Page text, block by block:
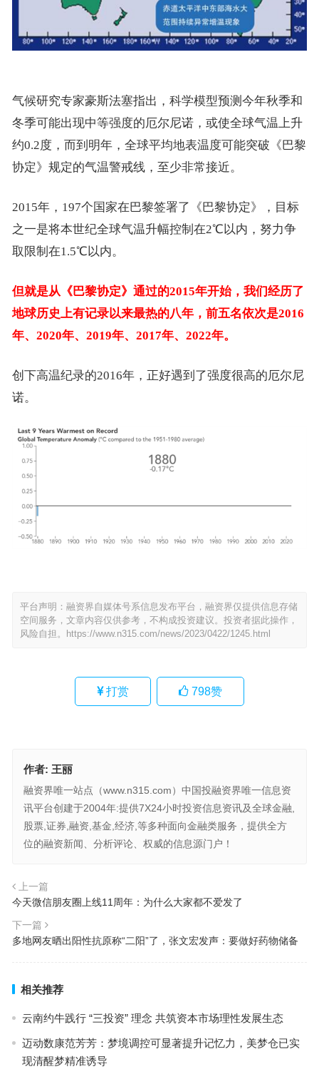
气候研究专家豪斯法塞指出，科学模型预测今年秋季和
冬季可能出现中等强度的厄尔尼诺，或使全球气温上升
约0.2度，而到明年，全球平均地表温度可能突破《巴黎
协定》规定的气温警戒线，至少非常接近。
2015年，197个国家在巴黎签署了《巴黎协定》，目标
之一是将本世纪全球气温升幅控制在2℃以内，努力争
取限制在1.5℃以内。
但就是从《巴黎协定》通过的2015年开始，我们经历了
地球历史上有记录以来最热的八年，前五名依次是2016
年、2020年、2019年、2017年、2022年。
创下高温纪录的2016年，正好遇到了强度很高的厄尔尼
诺。
平台声明：融资界自媒体号系信息发布平台，融资界仅提供信息存储
空间服务，文章内容仅供参考，不构成投资建议。投资者据此操作，
风险自担。
https://www.n315.com/news/2023/0422/1245.html
打赏 798赞
作者: 王丽
融资界唯一站点（www.n315.com）中国投融资界唯一信息资
讯平台创建于2004年:提供7X24小时投资信息资讯及全球金融,
股票,证券,融资,基金,经济,等多种面向金融类服务，提供全方
位的融资新闻、分析评论、权威的信息源门户！
上一篇
今天微信朋友圈上线11周年：为什么大家都不爱发了
下一篇
多地网友晒出阳性抗原称“二阳”了，张文宏发声：要做好药物储备
相关推荐
云南约牛践行 “三投资” 理念 共筑资本市场理性发展生态
迈动数康范芳芳：梦境调控可显著提升记忆力，美梦仓已实
现清醒梦精准诱导